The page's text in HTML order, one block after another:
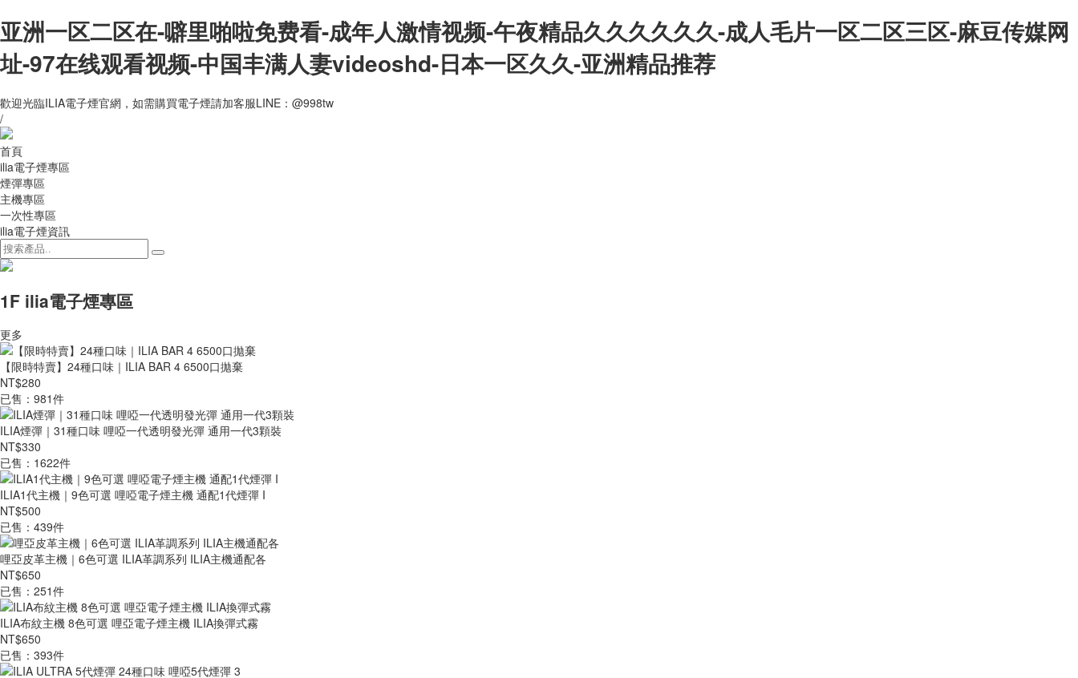
亚洲一区二区在-噼里啪啦免费看-成年人激情视频-午夜精品久久久久久久-成人毛片一区二区三区-麻豆传媒网
址-97在线观看视频-中国丰满人妻videoshd-日本一区久久-亚洲精品推荐
歡迎光臨ILIA電子煙官網，如需購買電子煙請加客服LINE：@998tw
/
首頁
ilia電子煙專區
煙彈專區
主機專區
一次性專區
ilia電子煙資訊
1F ilia電子煙專區
更多
【限時特賣】24種口味｜ILIA BAR 4 6500口拋棄
NT$280
已售：981件
ILIA煙彈｜31種口味 哩啞一代透明發光彈 通用一代3顆裝
NT$330
已售：1622件
ILIA1代主機｜9色可選 哩啞電子煙主機 通配1代煙彈 I
NT$500
已售：439件
哩亞皮革主機｜6色可選 ILIA革調系列 ILIA主機通配各
NT$650
已售：251件
ILIA布紋主機 8色可選 哩亞電子煙主機 ILIA換彈式霧
NT$650
已售：393件